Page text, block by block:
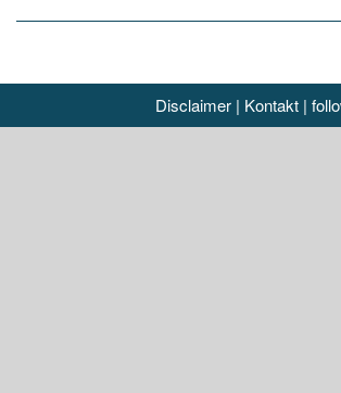
Disclaimer | Kontakt |